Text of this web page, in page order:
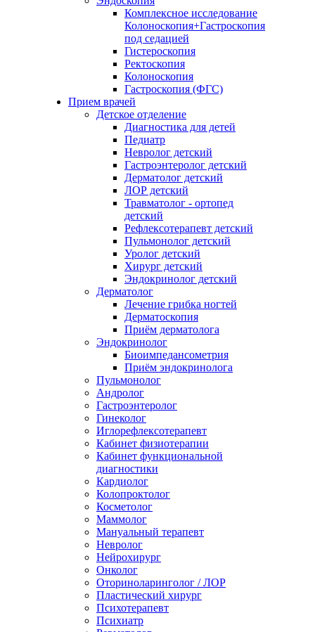
Комплексное исследование
Колоноскопия+Гастроскопия
под седацией
Гистероскопия
Ректоскопия
Колоноскопия
Гастроскопия (ФГС)
Прием врачей
Детское отделение
Диагностика для детей
Педиатр
Невролог детский
Гастроэнтеролог детский
Дерматолог детский
ЛОР детский
Травматолог - ортопед
детский
Рефлексотерапевт детский
Пульмонолог детский
Уролог детский
Хирург детский
Эндокринолог детский
Дерматолог
Лечение грибка ногтей
Дерматоскопия
Приём дерматолога
Эндокринолог
Биоимпедансометрия
Приём эндокринолога
Пульмонолог
Андролог
Гастроэнтеролог
Гинеколог
Иглорефлексотерапевт
Кабинет физиотерапии
Кабинет функциональной
диагностики
Кардиолог
Колопроктолог
Косметолог
Маммолог
Мануальный терапевт
Невролог
Нейрохирург
Онколог
Оториноларинголог / ЛОР
Пластический хирург
Психотерапевт
Психиатр